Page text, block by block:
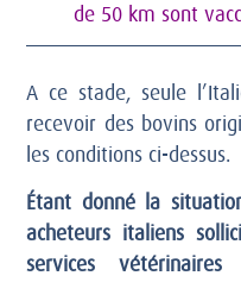
de 50 km sont
A ce stade, seule
recevoir des bovins
les conditions ci-dessus.
Étant donné la
acheteurs italiens
services